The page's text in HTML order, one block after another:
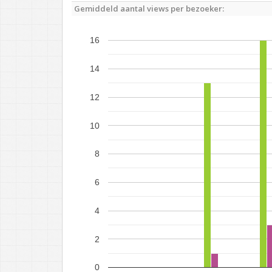
Gemiddeld aantal views per bezoeker:
0
2
4
6
8
10
12
14
16